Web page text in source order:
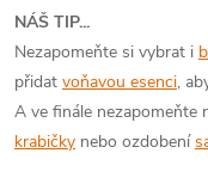
NÁŠ TIP...
Nezapomeňte si vybrat i
přidat voňavou esenci,
A ve finále nezapomeňte
krabičky nebo ozdobení